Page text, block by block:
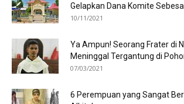
Gelapkan Dana Komite
10/11/2021
Ya Ampun! Seorang Frater di
Meninggal Tergantung di
07/03/2021
6 Perempuan yang Sangat